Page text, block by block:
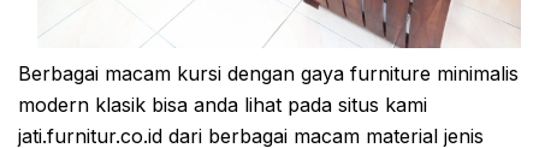
Berbagai macam kursi dengan gaya furniture minimalis
modern klasik bisa anda lihat pada situs kami
jati.furnitur.co.id dari berbagai macam material jenis